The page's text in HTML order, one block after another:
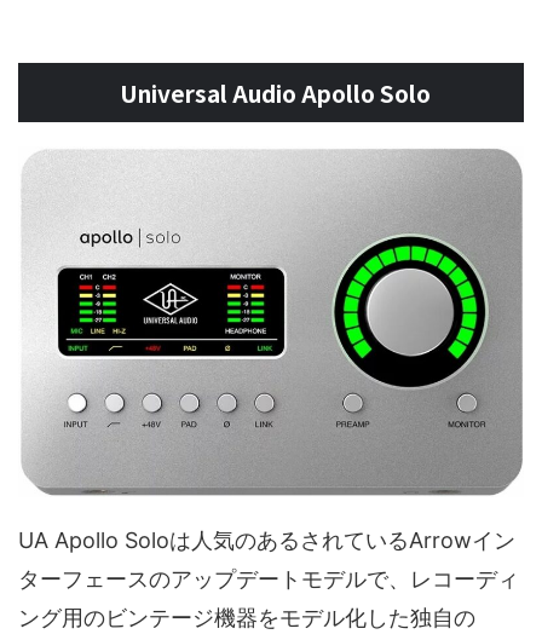
Universal Audio Apollo Solo
UA Apollo Soloは人気のあるされているArrowイン
ターフェースのアップデートモデルで、レコーディ
ング用のビンテージ機器をモデル化した独自の